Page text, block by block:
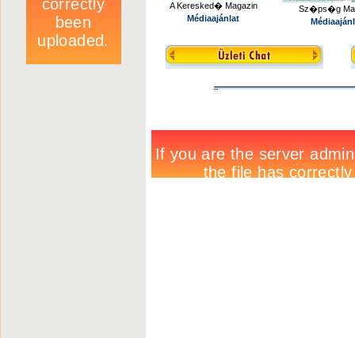
A Keresked� Magazin
Médiaajánlat
Sz�ps�g